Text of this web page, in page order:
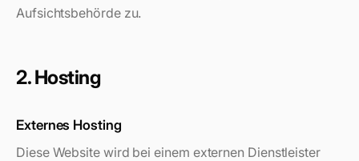
Aufsichtsbehörde zu.
2. Hosting
Externes Hosting
Diese Website wird bei einem externen Dienstleister